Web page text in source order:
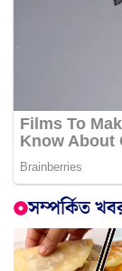
সম্পর্কিত